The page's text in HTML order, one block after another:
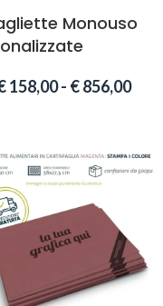
Monouso
158,00- €856,00